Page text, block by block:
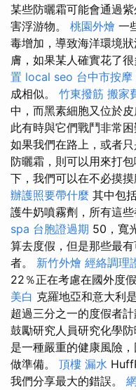
某些防曬霜可能會通過
害浮游物。 桃園外燴 一
毒增加，導致海洋環境
膚，如果某人確實花了
置 local seo 台中市按摩
成相似。 竹東撥筋 搬家
中，而黑素細胞又位於
此有時與它們戰鬥非常
如果我們在路上，或者
防曬霜，則可以用來打包
下，我們可以在不必摸
辦護照要帶什麼 其中包
護牛奶噴霧劑，所有這
spa 台胞證過期 50，寬
算去度假，但是那些最
者。 新竹外燴 經絡調理
22％正在考慮在國外度
美白 克羅地亞和意大利
超過三分之一的度假者
鼓勵研究人員研究化學
是一種嚴重的健康風險
做準備。 頂樓 漏水
我們分享最大的錯誤。